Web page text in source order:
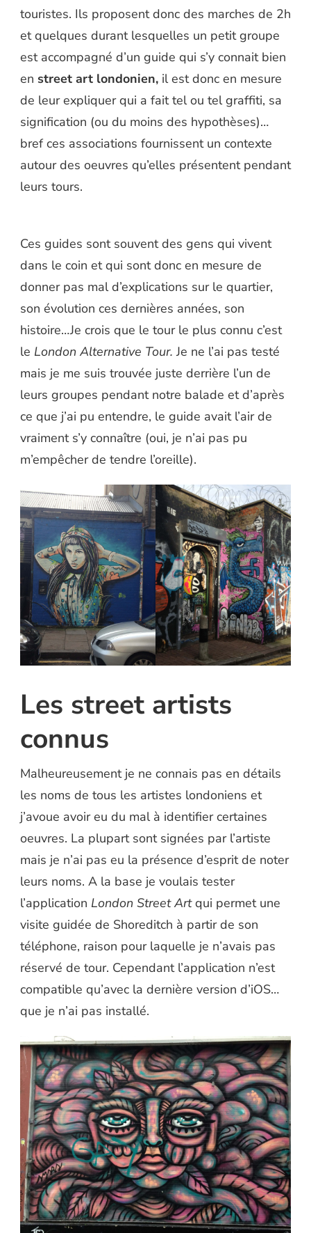
touristes. Ils proposent donc des marches de 2h
et quelques durant lesquelles un petit groupe
est accompagné d’un guide qui s’y connait bien
en street art londonien, il est donc en mesure
de leur expliquer qui a fait tel ou tel graffiti, sa
signification (ou du moins des hypothèses)…
bref ces associations fournissent un contexte
autour des oeuvres qu’elles présentent pendant
leurs tours.
Ces guides sont souvent des gens qui vivent
dans le coin et qui sont donc en mesure de
donner pas mal d’explications sur le quartier,
son évolution ces dernières années, son
histoire…Je crois que le tour le plus connu c’est
le London Alternative Tour.Je ne l’ai pas testé
mais je me suis trouvée juste derrière l’un de
leurs groupes pendant notre balade et d’après
ce que j’ai pu entendre, le guide avait l’air de
vraiment s’y connaître (oui, je n’ai pas pu
m’empêcher de tendre l’oreille).
Les street artists
connus
Malheureusement je ne connais pas en détails
les noms de tous les artistes londoniens et
j’avoue avoir eu du mal à identifier certaines
oeuvres. La plupart sont signées par l’artiste
mais je n’ai pas eu la présence d’esprit de noter
leurs noms. A la base je voulais tester
l’application London Street Artqui permet une
visite guidée de Shoreditch à partir de son
téléphone, raison pour laquelle je n’avais pas
réservé de tour. Cependant l’application n’est
compatible qu’avec la dernière version d’iOS…
que je n’ai pas installé.